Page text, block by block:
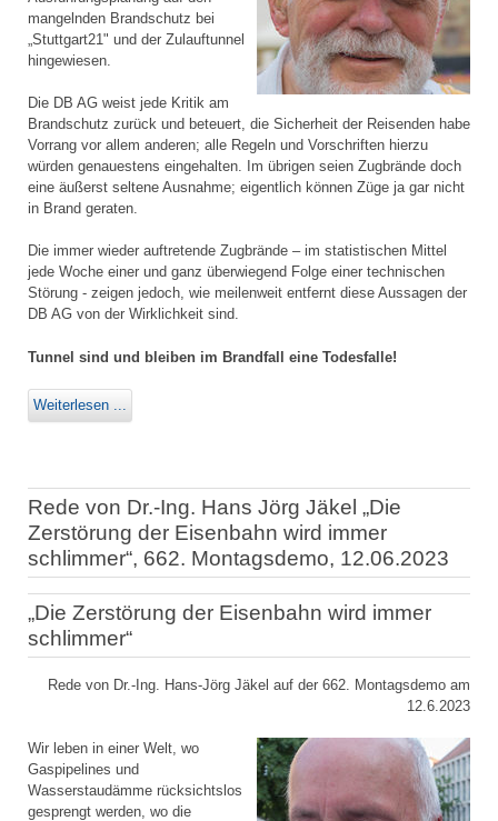
mangelnden Brandschutz bei
„Stuttgart21" und der Zulauftunnel
hingewiesen.
Die DB AG weist jede Kritik am
Brandschutz zurück und beteuert, die Sicherheit der Reisenden habe
Vorrang vor allem anderen; alle Regeln und Vorschriften hierzu
würden genauestens eingehalten. Im übrigen seien Zugbrände doch
eine äußerst seltene Ausnahme; eigentlich können Züge ja gar nicht
in Brand geraten.
Die immer wieder auftretende Zugbrände – im statistischen Mittel
jede Woche einer und ganz überwiegend Folge einer technischen
Störung - zeigen jedoch, wie meilenweit entfernt diese Aussagen der
DB AG von der Wirklichkeit sind.
Tunnel sind und bleiben im Brandfall eine Todesfalle!
Weiterlesen ...
Rede von Dr.-Ing. Hans Jörg Jäkel „Die
Zerstörung der Eisenbahn wird immer
schlimmer“, 662. Montagsdemo, 12.06.2023
„Die Zerstörung der Eisenbahn wird immer
schlimmer“
Rede von Dr.-Ing. Hans-Jörg Jäkel auf der 662. Montagsdemo am
12.6.2023
Wir leben in einer Welt, wo
Gaspipelines und
Wasserstaudämme rücksichtslos
gesprengt werden, wo die